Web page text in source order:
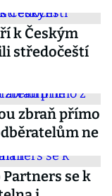
k Českým
středočeští
zbraň přímo
ne
se k